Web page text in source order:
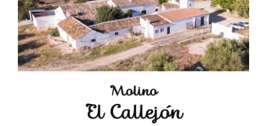
Juntar las letras. La alfabetización en el campo: del
afán de saber a la autogestión
Historia y vivencias del poblado de Los Hurones